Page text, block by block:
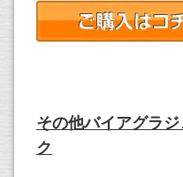
その他バイアグラ
ク